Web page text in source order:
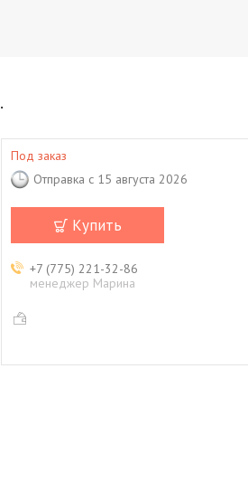
Под заказ
Отправка с 15 августа 2026
Купить
+7 (775) 221-32-86
менеджер Марина